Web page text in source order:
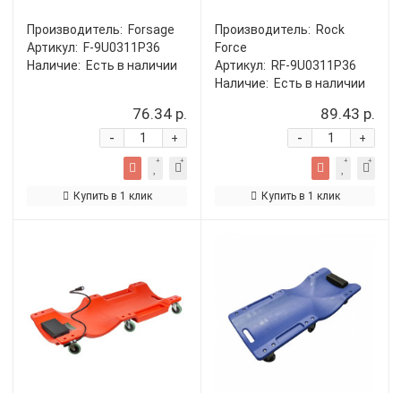
Производитель: Forsage
Артикул: F-9U0311P36
Наличие: Есть в наличии
76.34 р.
+
-
Купить в 1 клик
Производитель: Rock
Force
Артикул: RF-9U0311P36
Наличие: Есть в наличии
89.43 р.
+
-
Купить в 1 клик